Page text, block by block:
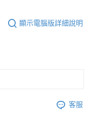
顯示電腦版詳細說明
客服